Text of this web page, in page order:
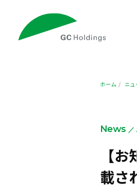
事業
会社概要
ホーム ニュ
News
【
載さ